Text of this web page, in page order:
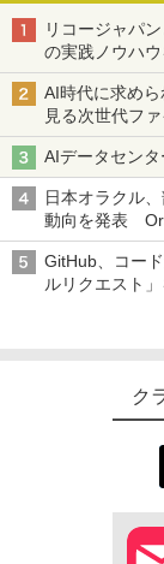
リコージャパ
の実践ノウハ
AI時代に求め
見る次世代フ
AIデータセン
日本オラクル
動向を発表
加速
GitHub、コー
ルリクエスト
ク